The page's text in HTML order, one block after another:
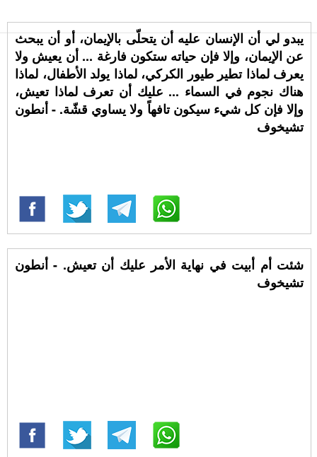
يبدو لي أن الإنسان عليه أن يتحلّى بالإيمان، أو أن يبحث
عن الإيمان، وإلا فإن حياته ستكون فارغة ... أن يعيش ولا
يعرف لماذا تطير طيور الكركي، لماذا يولد الأطفال، لماذا
هناك نجوم في السماء ... عليك أن تعرف لماذا تعيش،
وإلا فإن كل شيء سيكون تافهاً ولا يساوي قشّة. - أنطون
تشيخوف
شئت أم أبيت في نهاية الأمر عليك أن تعيش. - أنطون
تشيخوف